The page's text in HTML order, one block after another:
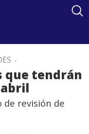
.
que tendrán
de revisión de